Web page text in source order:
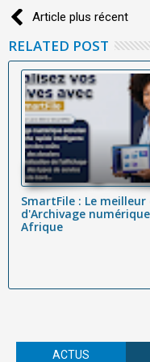
Article plus récent
RELATED POST
SmartFile : Le
d'Archivage
Afrique
ACTUS